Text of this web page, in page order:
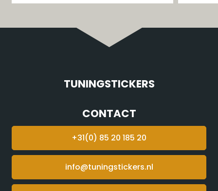
TUNINGSTICKERS
CONTACT
+31(0) 85 20 185 20
info@tuningstickers.nl